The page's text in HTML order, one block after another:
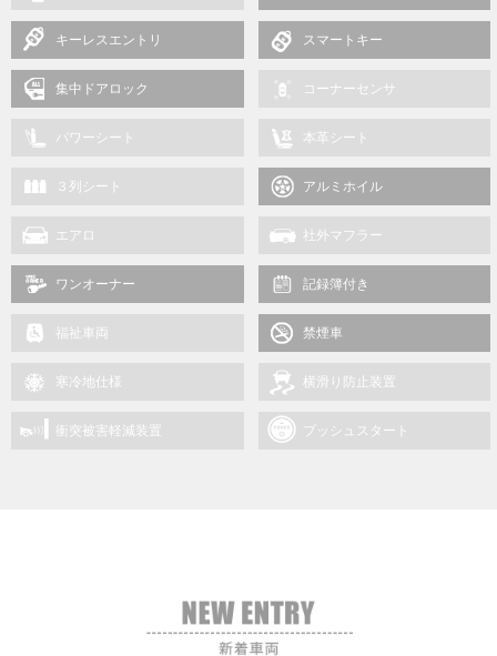
キーレスエントリ スマートキー
集中ドアロック コーナーセンサ
パワーシート 本革シート
３列シート アルミホイル
エアロ 社外マフラー
ワンオーナー 記録簿付き
福祉車両 禁煙車
寒冷地仕様 横滑り防止装置
衝突被害軽減装置 プッシュスタート